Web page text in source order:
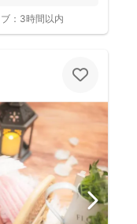
： 3時間以内